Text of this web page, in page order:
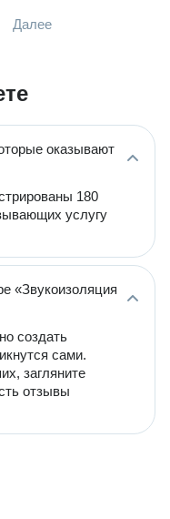
Далее
оказывают
180
услугу
«Звукоизоляция
создать
сами.
загляните
отзывы